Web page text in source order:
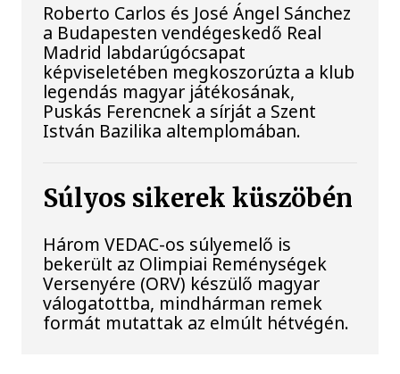
Roberto Carlos és José Ángel Sánchez
a Budapesten vendégeskedő Real
Madrid labdarúgócsapat
képviseletében megkoszorúzta a klub
legendás magyar játékosának,
Puskás Ferencnek a sírját a Szent
István Bazilika altemplomában.
Súlyos sikerek küszöbén
Három VEDAC-os súlyemelő is
bekerült az Olimpiai Reménységek
Versenyére (ORV) készülő magyar
válogatottba, mindhárman remek
formát mutattak az elmúlt hétvégén.